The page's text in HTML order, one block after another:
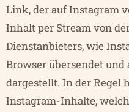
Link, der auf Instagram
Inhalt per Stream von
Dienstanbieters, wie
Browser übersendet
dargestellt. In der Regel
Instagram-Inhalte,